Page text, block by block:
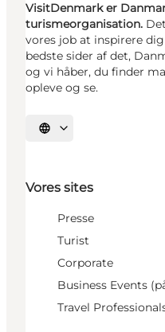
VisitDenmark er
turismeorganisation.
vores job at inspirere
bedste sider af det,
og vi håber, du finder
opleve og se.
Vælg sprog
Vores sites
Presse
Turist
Corporate
Business Events
Travel